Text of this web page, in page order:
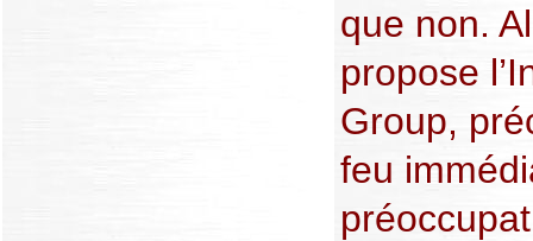
que non.
propose
Group,
feu